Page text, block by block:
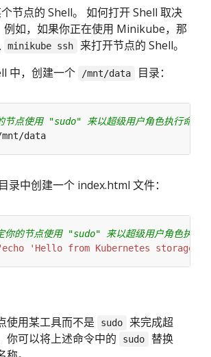
节点的 Shell。 如何打开 Shell 取决
例如，如果你正在使用 Minikube，那
minikube ssh
来打开节点的 Shell。
中，创建一个
/mnt/data 目录：
节点使用 "sudo" 来以超级用户角色执行命令
目录中创建一个 index.html 文件：
你的节点使用 "sudo" 来以超级用户角色执行
'Hello from Kubernetes storage'
使用某工具而不是
sudo
来完成超
你可以将上述命令中的
sudo
替换